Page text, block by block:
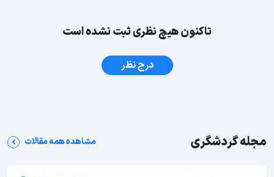
تاکنون هیچ نظری ثبت نشده است
درج نظر
مجله گردشگری مشاهده همه مقالات